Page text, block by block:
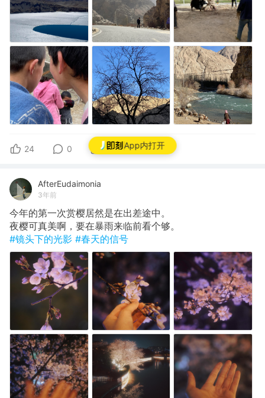
App内打开
24 0 0
AfterEudaimonia
3年前
今年的第一次赏樱居然是在出差途中。
夜樱可真美啊，要在暴雨来临前看个够。
#镜头下的光影 #春天的信号